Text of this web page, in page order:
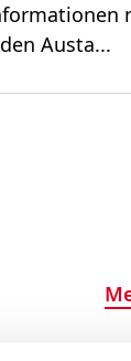
Austa...